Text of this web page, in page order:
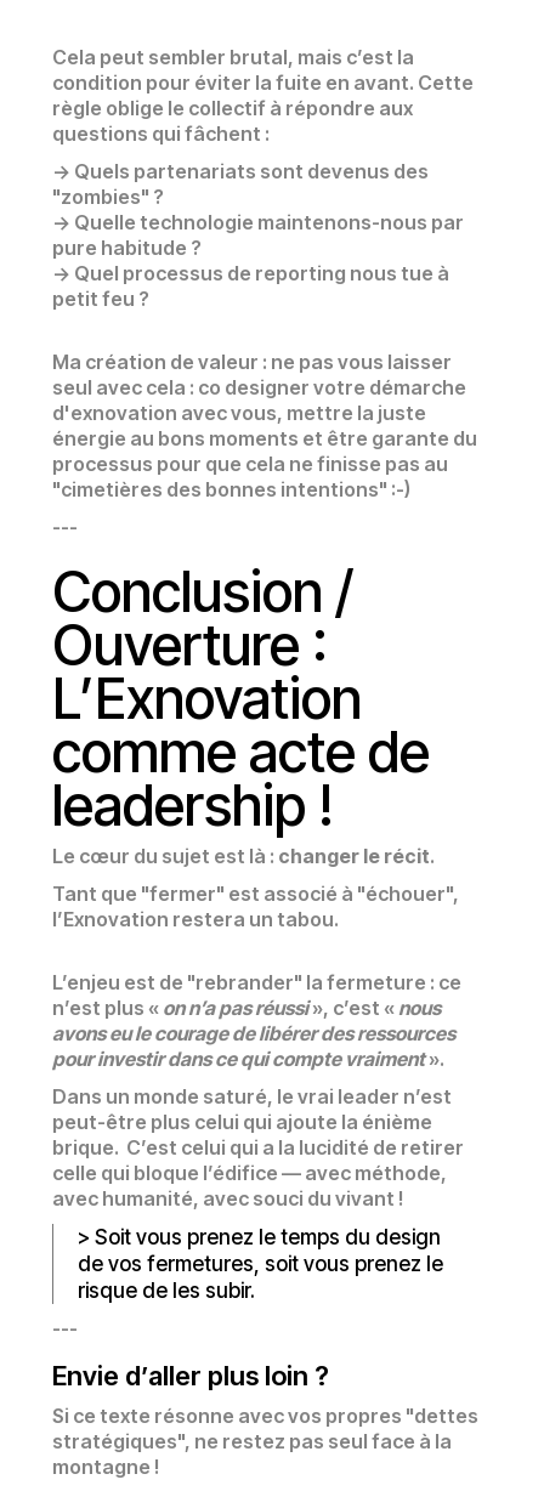
Cela peut sembler brutal, mais c’est la
condition pour éviter la fuite en avant. Cette
règle oblige le collectif à répondre aux
questions qui fâchent :
-> Quels partenariats sont devenus des
"zombies" ?
-> Quelle technologie maintenons-nous par
pure habitude ?
-> Quel processus de reporting nous tue à
petit feu ?
Ma création de valeur : ne pas vous laisser
seul avec cela : co designer votre démarche
d'exnovation avec vous, mettre la juste
énergie au bons moments et être garante du
processus pour que cela ne finisse pas au
"cimetières des bonnes intentions" :-)
---
Conclusion /
Ouverture :
L’Exnovation
comme acte de
leadership !
Le cœur du sujet est là : changer le récit.
Tant que "fermer" est associé à "échouer",
l’Exnovation restera un tabou.
L’enjeu est de "rebrander" la fermeture : ce
n’est plus « on n’a pas réussi», c’est « nous
avons eu le courage de libérer des ressources
pour investir dans ce qui compte vraiment».
Dans un monde saturé, le vrai leader n’est
peut-être plus celui qui ajoute la énième
brique. C’est celui qui a la lucidité de retirer
celle qui bloque l’édifice — avec méthode,
avec humanité, avec souci du vivant !
> Soit vous prenez le temps du design
de vos fermetures, soit vous prenez le
risque de les subir.
---
Envie d’aller plus loin ?
Si ce texte résonne avec vos propres "dettes
stratégiques", ne restez pas seul face à la
montagne !